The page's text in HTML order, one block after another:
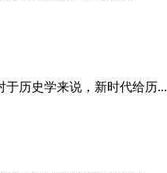
历史学来说，新时代给历...